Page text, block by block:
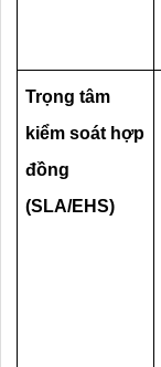
Trọng tâm
kiểm soát hợp
đồng
(SLA/EHS)